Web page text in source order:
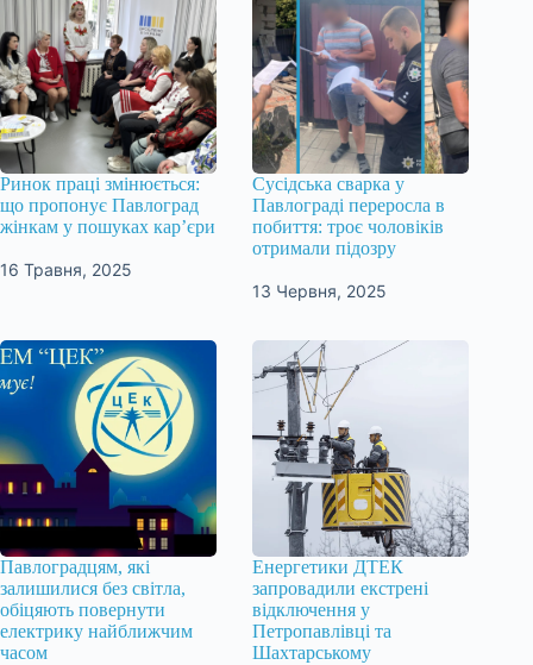
Ринок праці змінюється:
що пропонує Павлоград
жінкам у пошуках кар’єри
16 Травня, 2025
Сусідська сварка у
Павлограді переросла в
побиття: троє чоловіків
отримали підозру
13 Червня, 2025
Павлоградцям, які
залишилися без світла,
обіцяють повернути
електрику найближчим
часом
Енергетики ДТЕК
запровадили екстрені
відключення у
Петропавлівці та
Шахтарському